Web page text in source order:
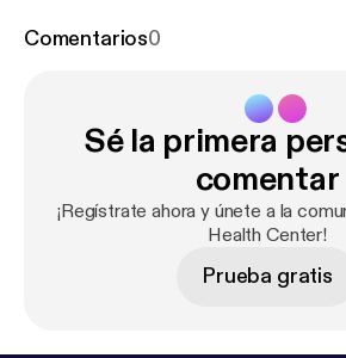
Comentarios0
Sé la primera
comentar
¡Regístrate ahora y únete a la
Health Center!
Prueba gratis